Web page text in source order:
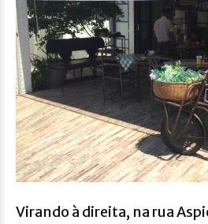
Virando à direita, na rua